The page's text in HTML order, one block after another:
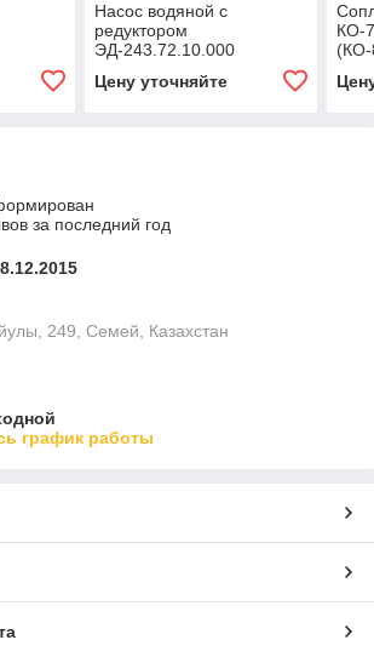
Насос водяной с
редуктором
ЭД-243.72.10.000
Цену уточняйте
КО-
(КО-
за последний год
249, Семей, Казахстан
график работы